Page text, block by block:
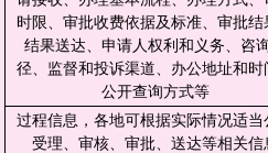
时限、审批收费依据及标准、审批结
结果送达、申请人权利和义务、咨
径、监督和投诉渠道、办公地址和时
公开查询方式等
过程信息，各地可根据实际情况适当
受理、审核、审批、送达等相关信